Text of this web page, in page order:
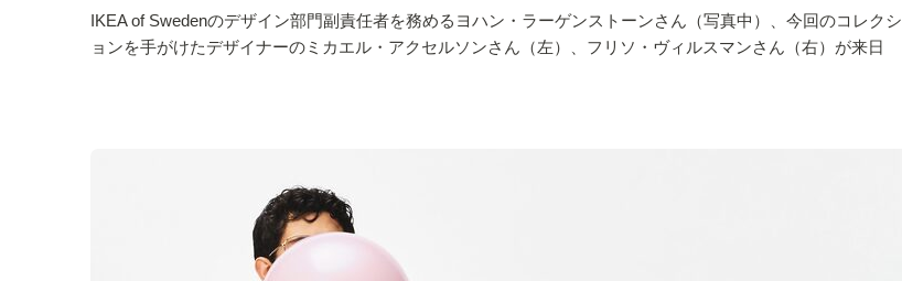
IKEA of Swedenのデザイン部門副責任者を務めるヨハン・ラーゲンストーンさん（写真中）、今回のコレクシ
ョンを手がけたデザイナーのミカエル・アクセルソンさん（左）、フリソ・ヴィルスマンさん（右）が来日